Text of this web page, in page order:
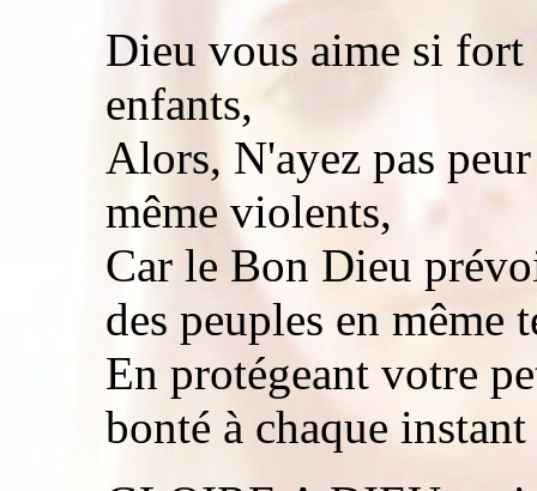
Dieu vous aime si fort
enfants,
Alors, N'ayez pas
même violents,
Car le Bon Dieu
des peuples en même
En protégeant votre
bonté à chaque